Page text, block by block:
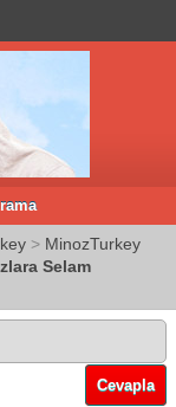
> MinozTurkey
Selam
Cevapla